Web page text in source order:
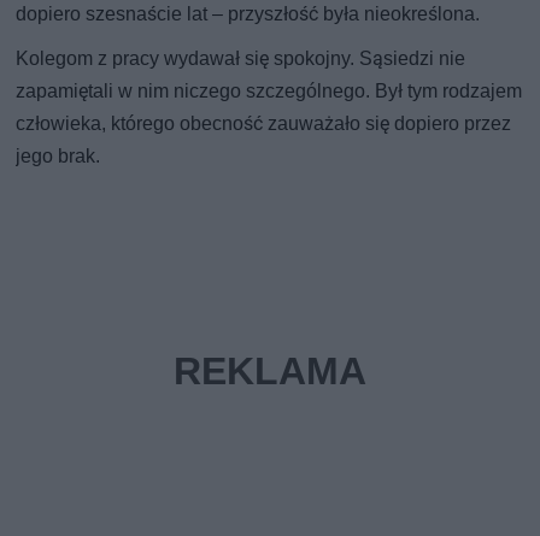
dopiero szesnaście lat – przyszłość była nieokreślona.
Kolegom z pracy wydawał się spokojny. Sąsiedzi nie
zapamiętali w nim niczego szczególnego. Był tym rodzajem
człowieka, którego obecność zauważało się dopiero przez
jego brak.